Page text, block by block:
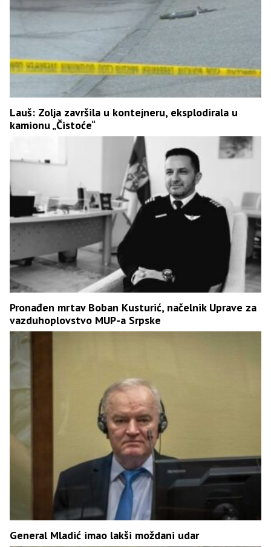
Lauš: Zolja završila u kontejneru, eksplodirala u
kamionu „Čistoće“
Pronađen mrtav Boban Kusturić, načelnik Uprave za
vazduhoplovstvo MUP-a Srpske
General Mladić imao lakši moždani udar